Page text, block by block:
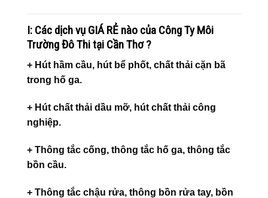
I: Các dịch vụ GIÁ RẺ nào của Công Ty Môi
Trường Đô Thi tại Cần Thơ ?
+ Hút hầm cầu, hút bể phốt, chất thải cặn bã
trong hố ga.
+ Hút chất thải dầu mỡ, hút chất thải công
nghiệp.
+ Thông tắc cống, thông tắc hố ga, thông tắc
bồn cầu.
+ Thông tắc chậu rửa, thông bồn rửa tay, bồn